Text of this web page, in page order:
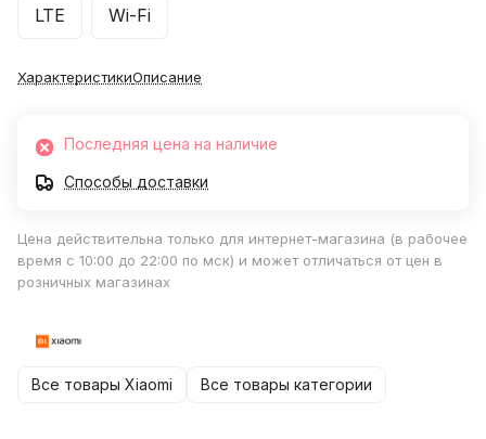
LTE Wi-Fi
ХарактеристикиОписание
Последняя цена на наличие
Способы доставки
Цена действительна только для интернет-магазина (в рабочее
время с 10:00 до 22:00 по мск) и может отличаться от цен в
розничных магазинах
Все товары Xiaomi Все товары категории